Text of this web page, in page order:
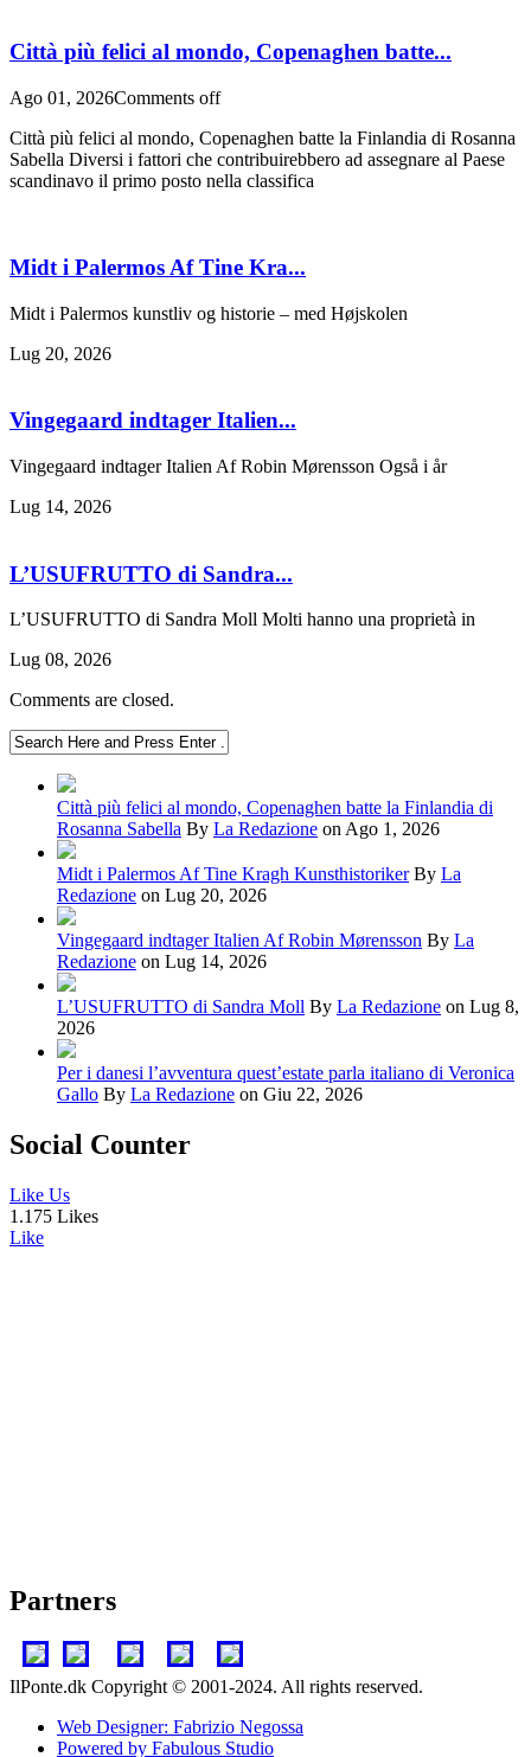
Città più felici al mondo, Copenaghen batte...
Ago 01, 2026Comments off
Città più felici al mondo, Copenaghen batte la Finlandia di Rosanna
Sabella Diversi i fattori che contribuirebbero ad assegnare al Paese
scandinavo il primo posto nella classifica
Midt i Palermos Af Tine Kra...
Midt i Palermos kunstliv og historie – med Højskolen
Lug 20, 2026
Vingegaard indtager Italien...
Vingegaard indtager Italien Af Robin Mørensson Også i år
Lug 14, 2026
L’USUFRUTTO di Sandra...
L’USUFRUTTO di Sandra Moll Molti hanno una proprietà in
Lug 08, 2026
Comments are closed.
Città più felici al mondo, Copenaghen batte la Finlandia di
Rosanna Sabella By La Redazione on Ago 1, 2026
Midt i Palermos Af Tine Kragh Kunsthistoriker By La
Redazione on Lug 20, 2026
Vingegaard indtager Italien Af Robin Mørensson By La
Redazione on Lug 14, 2026
L’USUFRUTTO di Sandra Moll By La Redazione on Lug 8,
2026
Per i danesi l’avventura quest’estate parla italiano di Veronica
Gallo By La Redazione on Giu 22, 2026
Social Counter
Like Us
1.175 Likes
Like
Partners
IlPonte.dk Copyright © 2001-2024. All rights reserved.
Web Designer: Fabrizio Negossa
Powered by Fabulous Studio